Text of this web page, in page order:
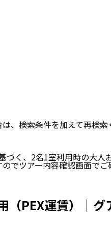
、検索条件を加えて再検索
づく、 2名1室利用時の大人
でツアー内容確認画面でご
PEX運賃）｜グ